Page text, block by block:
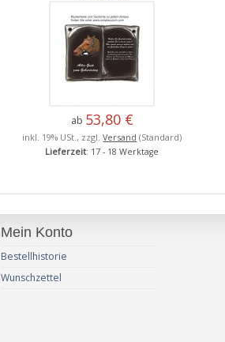
ab 53,80 €
inkl. 19% USt., zzgl.Versand (Standard)
Lieferzeit: 17 - 18 Werktage
Mein Konto
Bestellhistorie
Wunschzettel